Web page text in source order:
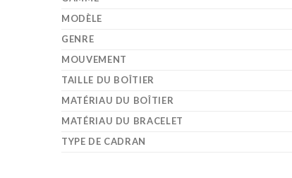
MODÈLE
GENRE
MOUVEMENT
TAILLE DU BOÎTIER
MATÉRIAU DU BOÎTIER
MATÉRIAU DU BRACELET
TYPE DE CADRAN